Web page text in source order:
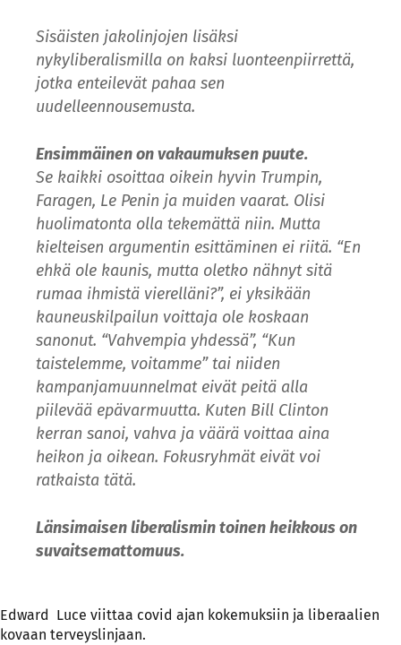
Sisäisten jakolinjojen lisäksi
nykyliberalismilla on kaksi luonteenpiirrettä,
jotka enteilevät pahaa sen
uudelleennousemusta.
Ensimmäinen on vakaumuksen puute.
Se kaikki osoittaa oikein hyvin Trumpin,
Faragen, Le Penin ja muiden vaarat. Olisi
huolimatonta olla tekemättä niin. Mutta
kielteisen argumentin esittäminen ei riitä. “En
ehkä ole kaunis, mutta oletko nähnyt sitä
rumaa ihmistä vierelläni?”, ei yksikään
kauneuskilpailun voittaja ole koskaan
sanonut. “Vahvempia yhdessä”, “Kun
taistelemme, voitamme” tai niiden
kampanjamuunnelmat eivät peitä alla
piilevää epävarmuutta. Kuten Bill Clinton
kerran sanoi, vahva ja väärä voittaa aina
heikon ja oikean. Fokusryhmät eivät voi
ratkaista tätä.
Länsimaisen liberalismin toinen heikkous on
suvaitsemattomuus.
Edward Luce viittaa covid ajan kokemuksiin ja liberaalien
kovaan terveyslinjaan.